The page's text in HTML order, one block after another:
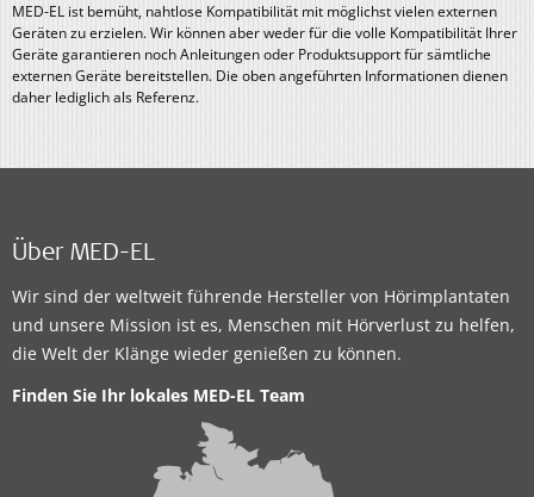
MED-EL ist bemüht, nahtlose Kompatibilität mit möglichst vielen externen
Geräten zu erzielen. Wir können aber weder für die volle Kompatibilität Ihrer
Geräte garantieren noch Anleitungen oder Produktsupport für sämtliche
externen Geräte bereitstellen. Die oben angeführten Informationen dienen
daher lediglich als Referenz.
Über MED-EL
Wir sind der weltweit führende Hersteller von Hörimplantaten
und unsere Mission ist es, Menschen mit Hörverlust zu helfen,
die Welt der Klänge wieder genießen zu können.
Finden Sie Ihr lokales MED-EL Team